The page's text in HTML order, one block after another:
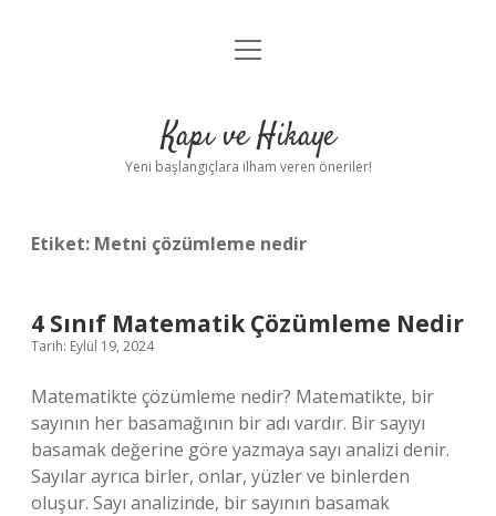
Anasayfa
Yasal Uyarı
menüyü
Kapı ve Hikaye
Yeni başlangıçlara ilham veren öneriler!
Etiket: Metni çözümleme nedir
4 Sınıf Matematik Çözümleme Nedir
Tarih: Eylül 19, 2024
Matematikte çözümleme nedir? Matematikte, bir
sayının her basamağının bir adı vardır. Bir sayıyı
basamak değerine göre yazmaya sayı analizi denir.
Sayılar ayrıca birler, onlar, yüzler ve binlerden
oluşur. Sayı analizinde, bir sayının basamak